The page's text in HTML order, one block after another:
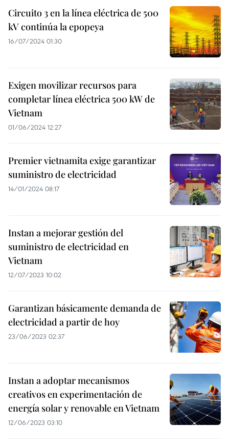
Circuito 3 en la línea eléctrica de 500
kV continúa la epopeya
16/07/2024 01:30
Exigen movilizar recursos para
completar línea eléctrica 500 kW de
Vietnam
01/06/2024 12:27
Premier vietnamita exige garantizar
suministro de electricidad
14/01/2024 08:17
Instan a mejorar gestión del
suministro de electricidad en
Vietnam
12/07/2023 10:02
Garantizan básicamente demanda de
electricidad a partir de hoy
23/06/2023 02:37
Instan a adoptar mecanismos
creativos en experimentación de
energía solar y renovable en Vietnam
12/06/2023 03:10